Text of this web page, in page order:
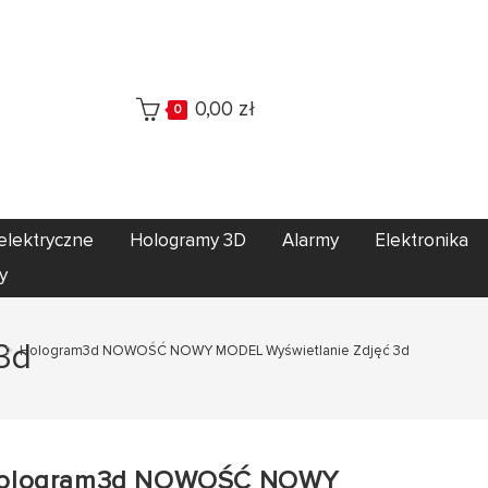
0 0,00 zł
Hologramy 3D Alarmy
Elektronika
> Hologram3d NOWOŚĆ NOWY MODEL Wyświetlanie Zdjęć 3d
NOWOŚĆ NOWY